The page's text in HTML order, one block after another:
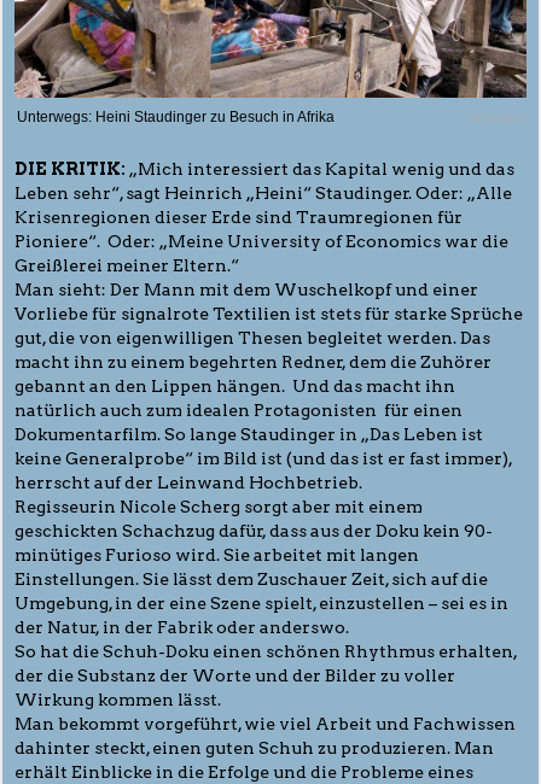
Unterwegs: Heini Staudinger zu Besuch in Afrika © Polyfilm
DIE KRITIK: „Mich interessiert das Kapital wenig und das
Leben sehr“, sagt Heinrich „Heini“ Staudinger. Oder: „Alle
Krisenregionen dieser Erde sind Traumregionen für
Pioniere“. Oder: „Meine University of Economics war die
Greißlerei meiner Eltern.“
Man sieht: Der Mann mit dem Wuschelkopf und einer
Vorliebe für signalrote Textilien ist stets für starke Sprüche
gut, die von eigenwilligen Thesen begleitet werden. Das
macht ihn zu einem begehrten Redner, dem die Zuhörer
gebannt an den Lippen hängen. Und das macht ihn
natürlich auch zum idealen Protagonisten für einen
Dokumentarfilm. So lange Staudinger in „Das Leben ist
keine Generalprobe“ im Bild ist (und das ist er fast immer),
herrscht auf der Leinwand Hochbetrieb.
Regisseurin Nicole Scherg sorgt aber mit einem
geschickten Schachzug dafür, dass aus der Doku kein 90-
minütiges Furioso wird. Sie arbeitet mit langen
Einstellungen. Sie lässt dem Zuschauer Zeit, sich auf die
Umgebung, in der eine Szene spielt, einzustellen – sei es in
der Natur, in der Fabrik oder anderswo.
So hat die Schuh-Doku einen schönen Rhythmus erhalten,
der die Substanz der Worte und der Bilder zu voller
Wirkung kommen lässt.
Man bekommt vorgeführt, wie viel Arbeit und Fachwissen
dahinter steckt, einen guten Schuh zu produzieren. Man
erhält Einblicke in die Erfolge und die Probleme eines